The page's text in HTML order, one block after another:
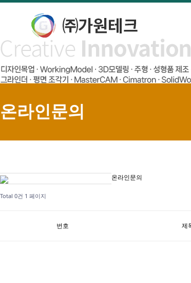
온라인문의
온라인문의
Total 0건 1 페이지
번호 제